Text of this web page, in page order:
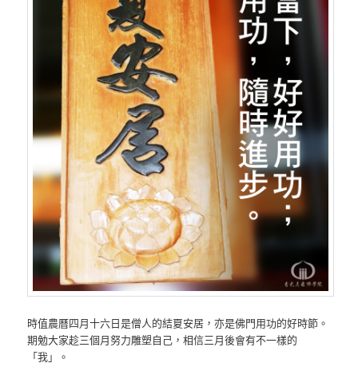
時值農曆四月十六日是僧人的結夏安居，亦是佛門用功的好時節。
期勉大家趁三個月努力雕塑自己，相信三月後會有不一樣的
「我」。